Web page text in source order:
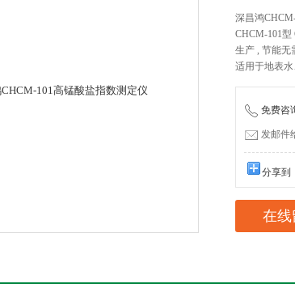
深昌鸿
CHCM-101
生产 , 节能无
适用于地表
免费咨
发邮件
分享到
在线